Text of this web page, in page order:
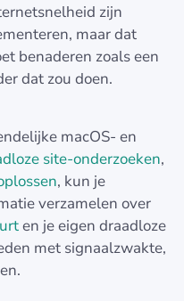
zijn
maar dat
benaderen zoals een
dat zou doen.
macOS- en
site-onderzoeken,
, kun je
verzamelen over
en je eigen draadloze
met signaalzwakte,